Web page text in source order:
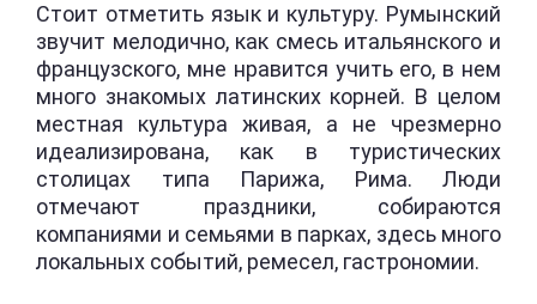
Стоит отметить язык и культуру. Румынский
звучит мелодично, как смесь итальянского и
французского, мне нравится учить его, в нем
много знакомых латинских корней. В целом
местная культура живая, а не чрезмерно
идеализирована, как в туристических
столицах типа Парижа, Рима. Люди
отмечают праздники, собираются
компаниями и семьями в парках, здесь много
локальных событий, ремесел, гастрономии.